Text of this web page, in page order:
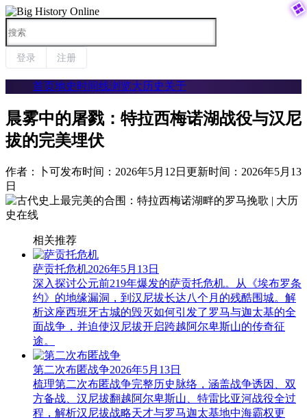
登录 注册
首页地史时间线浏览大历史关于
晨雾中的屠戮：特拉西梅诺湖战役与汉尼
拔的完美埋伏
作者：卜可发布时间：2026年5月12日 更新时间：2026年5月13
日
相关推荐
萨贡托危机2026年5月13日
深入探讨公元前219年爆发的萨贡托危机。从《埃布罗条
约》的地缘漏洞，到汉尼拔长达八个月的残酷围城。解
析这座西班牙古城的毁灭如何引发了罗马与迦太基的全
面战争，并迫使汉尼拔开启跨越阿尔卑斯山的传奇征
途。
第二次布匿战争2026年5月13日
梳理第二次布匿战争完整历史脉络，涵盖战争诱因、双
方备战、汉尼拔翻越阿尔卑斯山、特雷比亚河战役全过
程，解析汉尼拔战略天才与罗马迦太基地中海霸权更
